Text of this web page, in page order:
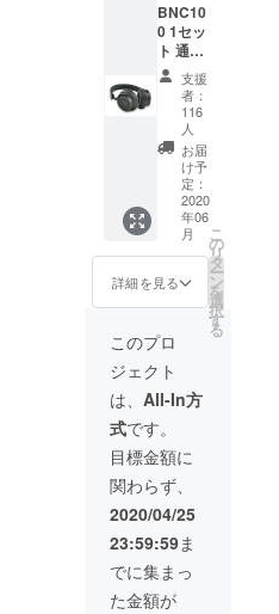
BNC10
0 1セッ
ト 通常
販売予
定価
格:2980
0円です
が、モ
ニター
先行価
格とし
19800
円でご
提供し
み) 安心
による
１年間
の品質
保証と
サポー
ト付
支援
者：
116
人
お届
け予
定：
2020
年06
月
詳細を見る
こ
の
リ
タ
ー
ン
を
選
択
す
る
このプロ
ジェクト
は、 All-In方
式です。
目標金額に
関わらず、
2020/04/25
23:59:59ま
でに集まっ
た金額が